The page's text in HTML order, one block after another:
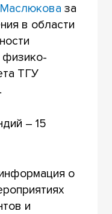
за
в области
физико-
ТГУ
.
– 15
о
и